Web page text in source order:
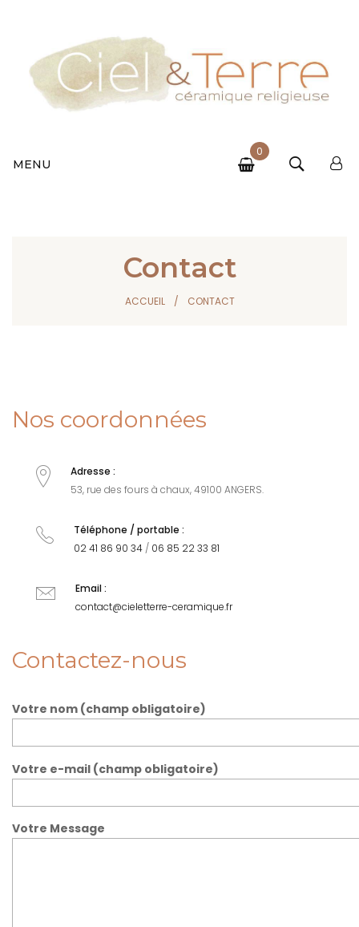
MENU
0
Contact
ACCUEIL CONTACT
Nos coordonnées
Adresse :
53, rue des fours à chaux, 49100 ANGERS.
Téléphone / portable :
02 41 86 90 34 / 06 85 22 33 81
Email :
contact@cieletterre-ceramique.fr
Contactez-nous
Votre nom (champ obligatoire)
Votre e-mail (champ obligatoire)
Votre Message